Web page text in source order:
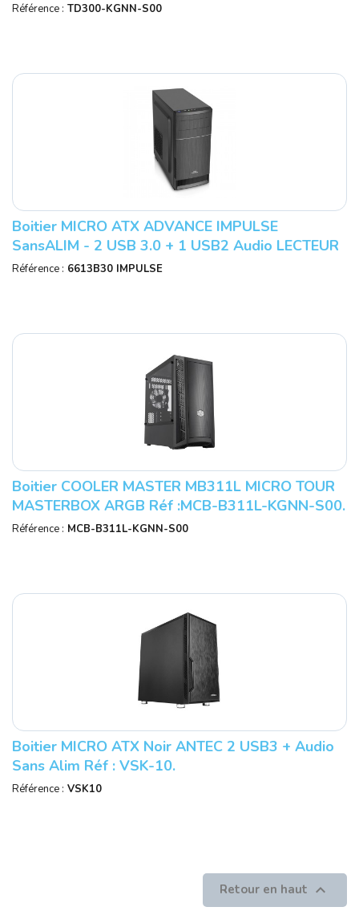
Référence : TD300-KGNN-S00
Boitier MICRO ATX ADVANCE IMPULSE
SansALIM - 2 USB 3.0 + 1 USB2 Audio LECTEUR
DE CARTE INCLUS Réf : 6613B30
Référence : 6613B30 IMPULSE
Boitier COOLER MASTER MB311L MICRO TOUR
MASTERBOX ARGB Réf :MCB-B311L-KGNN-S00.
Référence : MCB-B311L-KGNN-S00
Boitier MICRO ATX Noir ANTEC 2 USB3 + Audio
Sans Alim Réf : VSK-10.
Référence : VSK10
Retour en haut 